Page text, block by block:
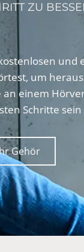
ZU
und
um
an einem
Schritte
Gehör